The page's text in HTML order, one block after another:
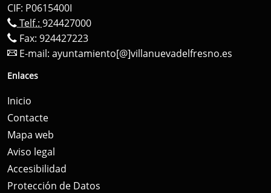
CIF: P0615400I
Telf.: 924427000
Fax: 924427223
E-mail: ayuntamiento[@]villanuevadelfresno.es
Enlaces
Inicio
Contacte
Mapa web
Aviso legal
Accesibilidad
Protección de Datos